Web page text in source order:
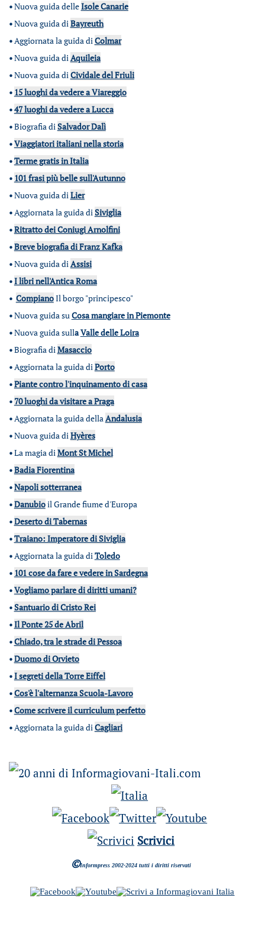
•Nuova guida delleIsole Canarie
•Nuova guida diBayreuth
•Aggiornata la guida diColmar
•Nuova guida diAquileia
•Nuova guida diCividale del Friuli
• 15 luoghi da vedere a Viareggio
•47 luoghi da vedere a Lucca
•Biografia diSalvador Dalì
•Viaggiatori italiani nella storia
•Terme gratis in Italia
• 101 frasi più belle sull'Autunno
•Nuova guida diLier
•Aggiornata la guida diSiviglia
•Ritratto dei Coniugi Arnolfini
•Breve biografia di Franz Kafka
•Nuova guida diAssisi
•I libri nell'Antica Roma
• CompianoIl borgo "principesco"
•Nuova guida suCosa mangiare in Piemonte
•Nuova guida sullaValle delle Loira
•Biografia diMasaccio
•Aggiornata la guida diPorto
•Piante contro l'inquinamento di casa
• 70 luoghi da visitare a Praga
•Aggiornata la guida dellaAndalusia
•Nuova guida diHyères
•La magia diMont St Michel
•Badia Fiorentina
•Napoli sotterranea
•Danubioil Grande fiume d'Europa
•Deserto di Tabernas
•Traiano: Imperatore di Siviglia
•Aggiornata la guida diToledo
• 101 cose da fare e vedere in Sardegna
•Vogliamo parlare di diritti umani?
•Santuario di Cristo Rei
•Il Ponte 25 de Abril
•Chiado, tra le strade di Pessoa
•Duomo di Orvieto
•I segreti della Torre Eiffel
•Cos'è l'alternanza Scuola-Lavoro
•Come scrivere il curriculum perfetto
•Aggiornata la guida diCagliari
Scrivici
©Informpress 2002-2024 tutti i diritti riservati